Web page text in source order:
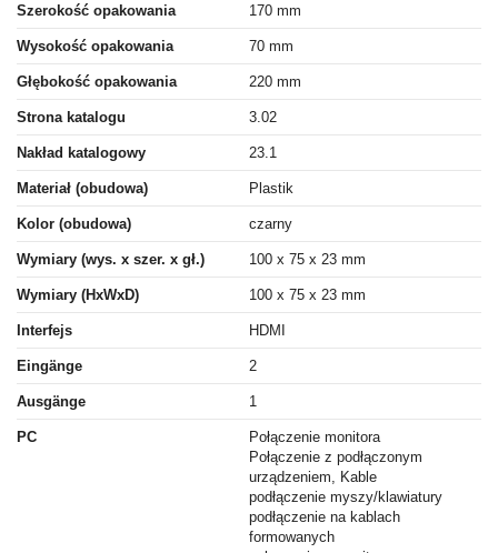
Szerokość opakowania 170 mm
Wysokość opakowania 70 mm
Głębokość opakowania 220 mm
Strona katalogu 3.02
Nakład katalogowy 23.1
Materiał (obudowa) Plastik
Kolor (obudowa) czarny
Wymiary (wys. x szer. x gł.) 100 x 75 x 23 mm
Wymiary (HxWxD) 100 x 75 x 23 mm
Interfejs HDMI
Eingänge 2
Ausgänge 1
PC
Połączenie monitora
Połączenie z podłączonym
urządzeniem, Kable
podłączenie myszy/klawiatury
podłączenie na kablach
formowanych